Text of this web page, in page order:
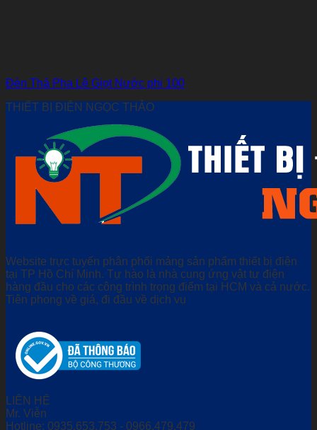
Đèn Thả Pha Lê Giọt Nước phi 100
THIẾT BỊ ĐIỆN NGỌC THẢO
Website trực tuyến phân phối mảng sản phẩm thiết bị điện
tại TP Hồ Chí Minh. Tự hào là nhà cung ứng vật tư điện
hàng đầu cho các công trình trọng điểm tại HCM và cả nước.
Tiên phong về giá, đi đầu về dịch vụ
LIÊN HỆ
Mr. Viễn
Hotline: 0935.653.753 - 0966.479.479